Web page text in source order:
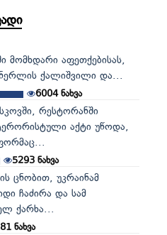
მომხდარი აფეთქებისას,
ქალიშვილი და...
6004ნახვა
რესტორანში
აქტი უწოდა,
5293ნახვა
ცნობით, უკრაინამ
ჩაძირა და სამ
ქარხა...
ნახვა